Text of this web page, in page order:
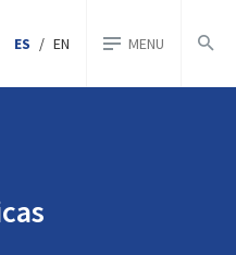
ES / EN MENU